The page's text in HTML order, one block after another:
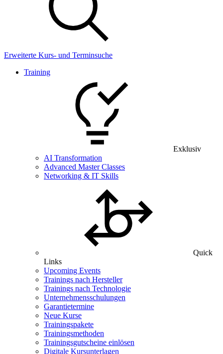
Erweiterte Kurs- und Terminsuche
Training
Exklusiv
AI Transformation
Advanced Master Classes
Networking & IT Skills
Quick
Links
Upcoming Events
Trainings nach Hersteller
Trainings nach Technologie
Unternehmensschulungen
Garantietermine
Neue Kurse
Trainingspakete
Trainingsmethoden
Trainingsgutscheine einlösen
Digitale Kursunterlagen